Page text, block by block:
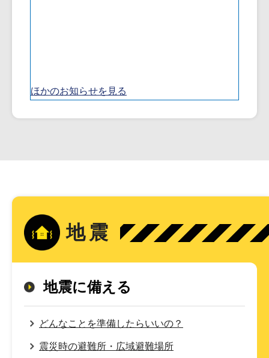
ほかのお知らせを見る
地震
地震に備える
どんなことを準備したらいいの？
震災時の避難所・広域避難場所